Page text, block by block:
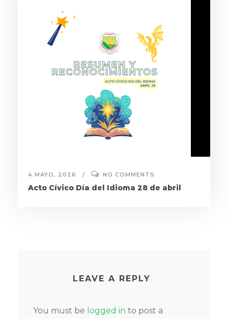
4 MAYO, 2026 NO COMMENTS
Acto Cívico Día del Idioma 28 de abril
LEAVE A REPLY
You must be logged in to post a